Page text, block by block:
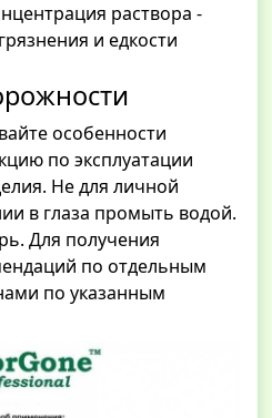
раствора -
и едкости
особенности
по эксплуатации
Не для личной
в глаза промыть водой.
Для получения
по отдельным
по указанным